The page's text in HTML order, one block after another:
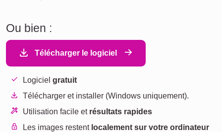
Ou bien :
Télécharger le logiciel
Logicielgratuit
Télécharger et installer (Windows uniquement).
Utilisation facile et résultats rapides
Les images restent localement sur votre ordinateur